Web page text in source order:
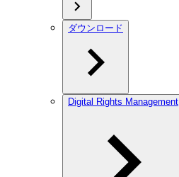
ダウンロード
Digital Rights Management